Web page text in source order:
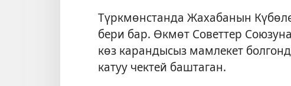
Түркмөнстанда Жахабанын
бери бар. Өкмөт Советтер
көз карандысыз мамлекет
катуу чектей баштаган.